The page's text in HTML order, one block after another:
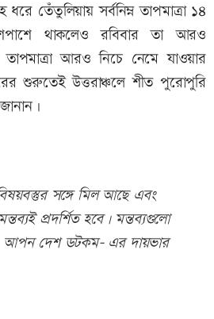
তেঁতুলিয়ায় সর্বনিম্ন তাপমাত্রা ১৪
থাকলেও রবিবার তা আরও
আরও নিচে নেমে যাওয়ার
শুরুতেই উত্তরাঞ্চলে শীত পুরোপুরি
সঙ্গে মিল আছে এবং
প্রদর্শিত হবে। মন্তব্যগুলো
আপন দেশ ডটকম- এর দায়ভার